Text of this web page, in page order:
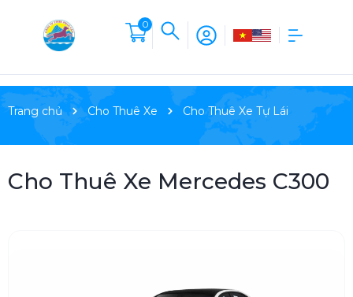
0
Trang chủ Cho Thuê Xe Cho Thuê Xe Tự Lái
Cho Thuê Xe Mercedes C300